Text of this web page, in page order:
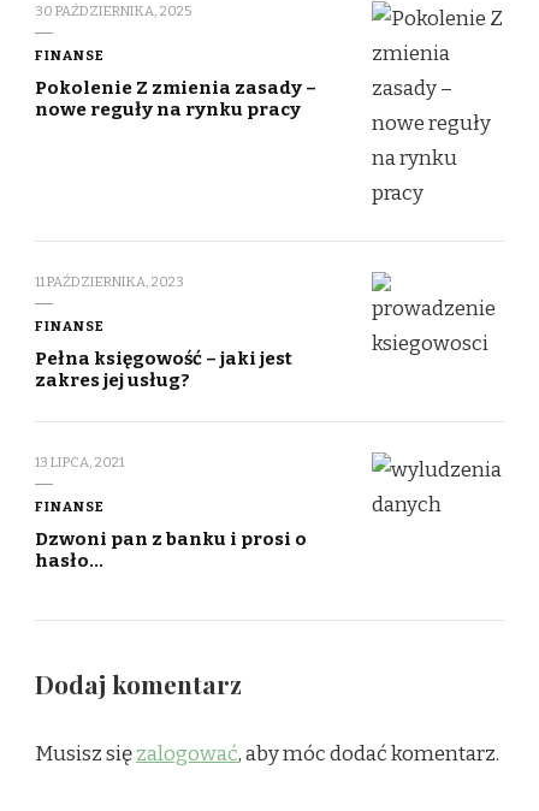
30 PAŹDZIERNIKA, 2025
FINANSE
Pokolenie Z zmienia zasady –
nowe reguły na rynku pracy
11 PAŹDZIERNIKA, 2023
FINANSE
Pełna księgowość – jaki jest
zakres jej usług?
13 LIPCA, 2021
FINANSE
Dzwoni pan z banku i prosi o
hasło…
Dodaj komentarz
Musisz sięzalogować, aby móc dodać komentarz.